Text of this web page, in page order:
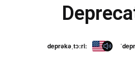
deprəkəˌtɔːriː